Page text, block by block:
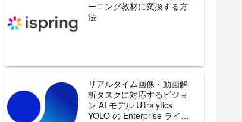
ーニング教材に変換する方
法
リアルタイム画像・動画解
析タスクに対応するビジョ
ン AI モデル Ultralytics
YOLO の Enterprise ライセ